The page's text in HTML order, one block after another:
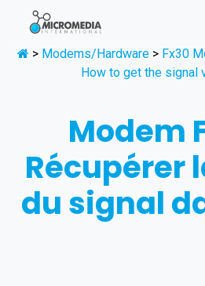
Se rendre au contenu
> Modems/Hardware > Fx30
How to get the signal
Modem
Récupérer
du signal